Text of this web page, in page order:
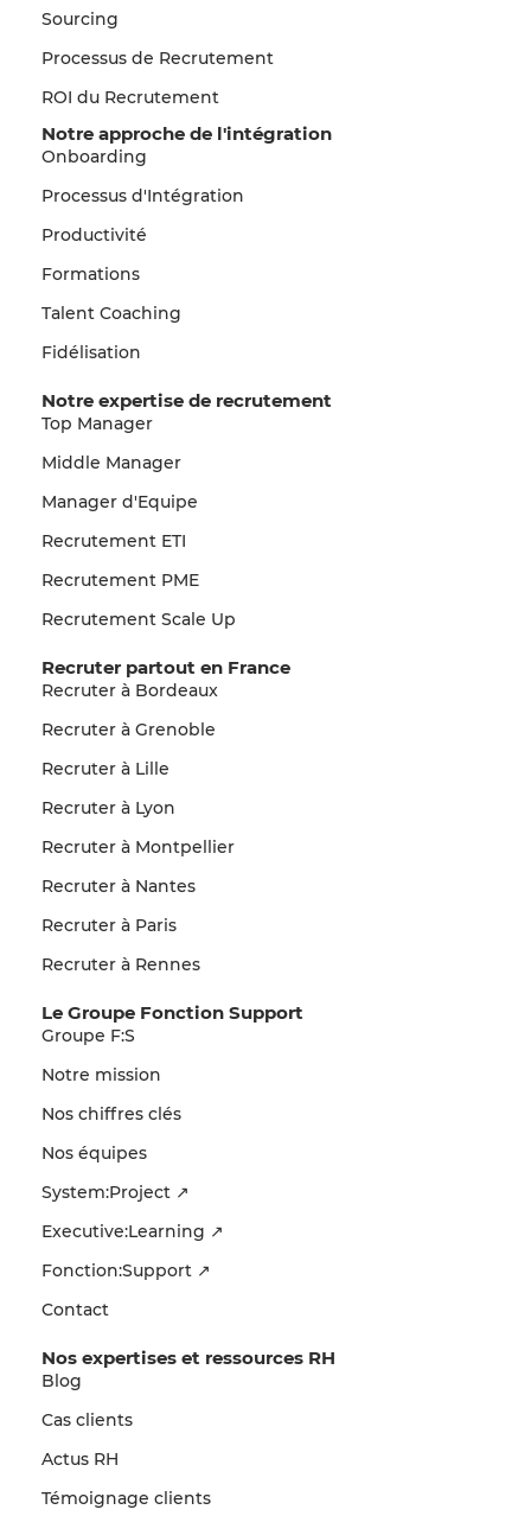
Sourcing
Processus de Recrutement
ROI du Recrutement
Notre approche de l'intégration
Onboarding
Processus d'Intégration
Productivité
Formations
Talent Coaching
Fidélisation
Nos expertises et ressources RH
Blog
Cas clients
Actus RH
Témoignage clients
Notre expertise de recrutement
Top Manager
Middle Manager
Manager d'Equipe
Recrutement ETI
Recrutement PME
Recrutement Scale Up
Recruter partout en France
Recruter à Bordeaux
Recruter à Grenoble
Recruter à Lille
Recruter à Lyon
Recruter à Montpellier
Recruter à Nantes
Recruter à Paris
Recruter à Rennes
Le Groupe Fonction Support
Groupe F:S
Notre mission
Nos chiffres clés
Nos équipes
System:Project ↗
Executive:Learning ↗
Fonction:Support ↗
Contact